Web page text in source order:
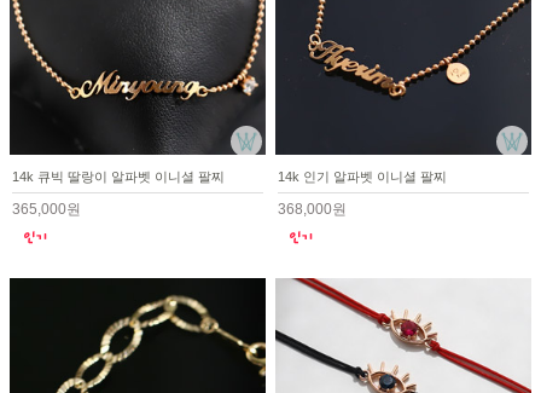
14k 큐빅 딸랑이 알파벳 이니셜 팔찌
365,000원
14k 인기 알파벳 이니셜 팔찌
368,000원